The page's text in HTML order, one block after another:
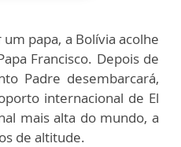
papa, a Bolívia acolhe
Francisco. Depois de
Padre desembarcará,
internacional de El
mais alta do mundo, a
de altitude.